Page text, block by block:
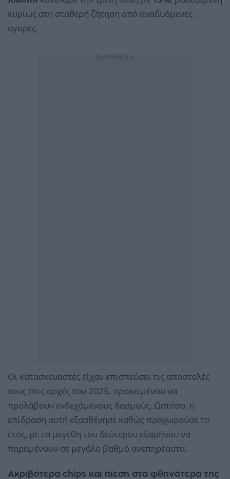
κυρίως στη σταθερή ζήτηση από αναδυόμενες
αγορές.
Οι κατασκευαστές είχαν επισπεύσει τις αποστολές
τους στις αρχές του 2025, προκειμένου να
προλάβουν ενδεχόμενους δασμούς. Ωστόσο, η
επίδραση αυτή εξασθένησε καθώς προχωρούσε το
έτος, με τα μεγέθη του δεύτερου εξαμήνου να
παραμένουν σε μεγάλο βαθμό ανεπηρέαστα.
Ακριβότερα chips και πίεση στα φθηνότερα της